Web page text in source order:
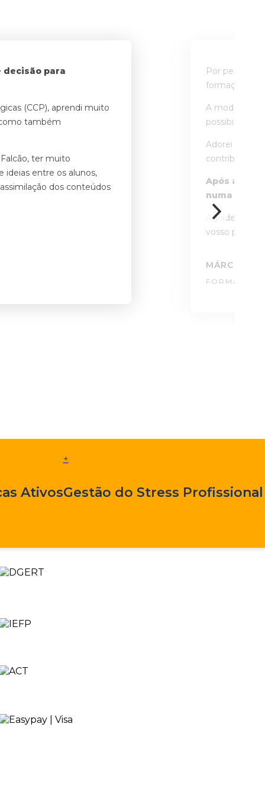
decisão para
(CCP), aprendi muito
também
ter muito
ideias entre os alunos,
dos conteúdos
Por pesquisa
formação de
A modalidade
possibilitou a
Adorei a
contribuiu
Após a
numa ação
Agradeço à
vosso
MÁRCIA
Ativos
+
Gestão do Stress Profissional